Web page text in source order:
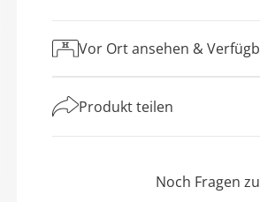
Vor Ort ansehen &
Produkt teilen
Noch Fragen